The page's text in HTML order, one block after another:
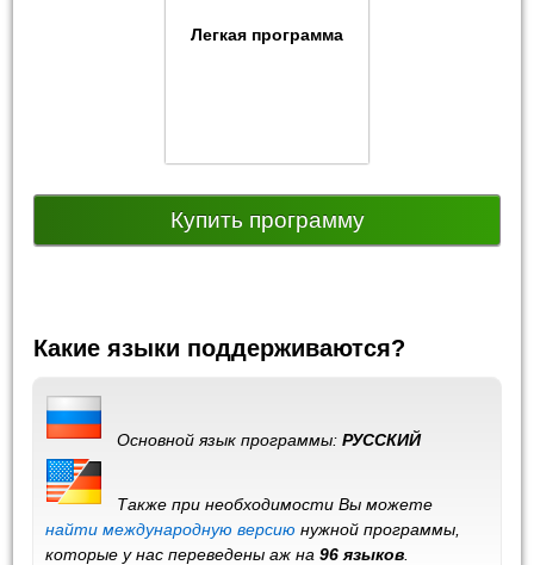
Легкая программа
Купить программу
Какие языки поддерживаются?
Основной язык программы:РУССКИЙ
Также при необходимости Вы можете
найти международную версию нужной программы,
которые у нас переведены аж на96 языков